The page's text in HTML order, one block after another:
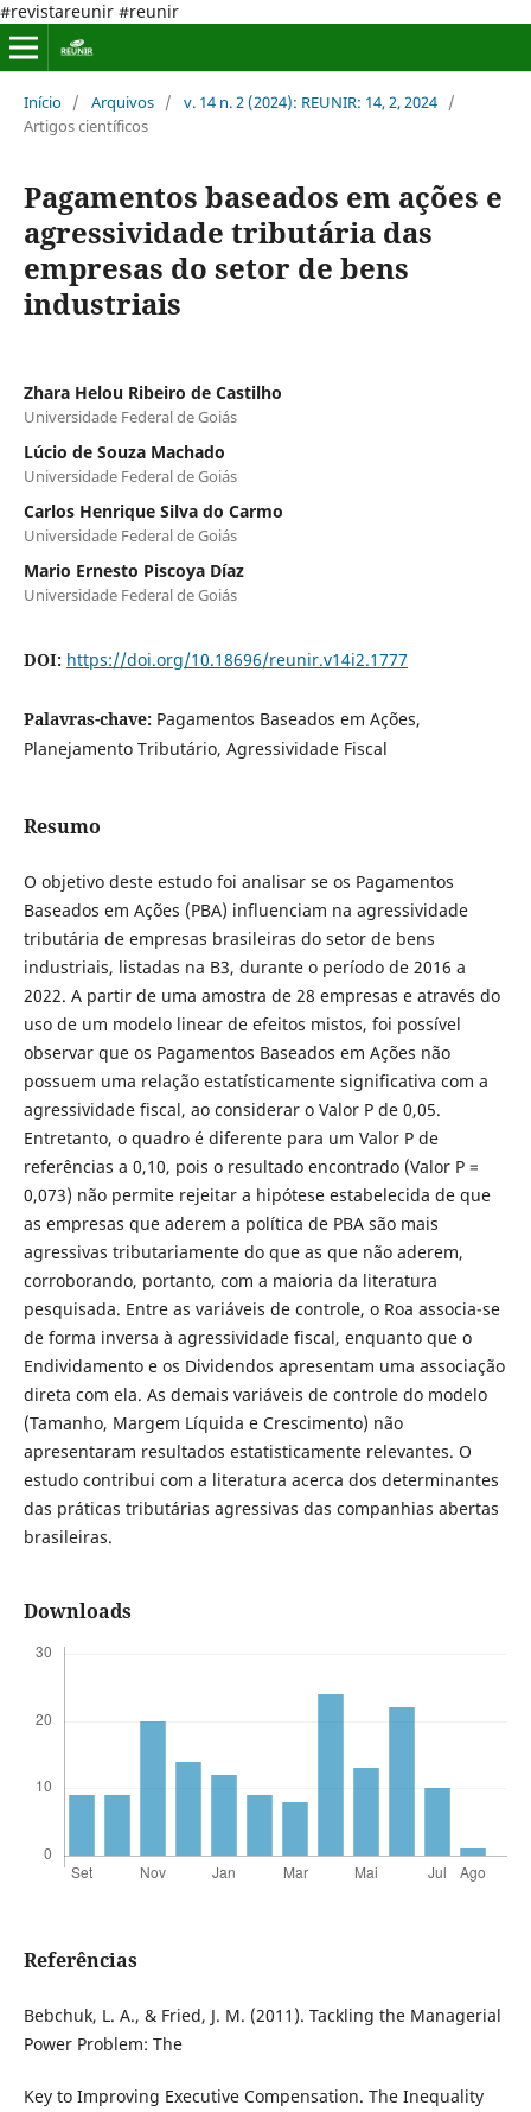
#revistareunir #reunir
Início / Arquivos / v. 14 n. 2 (2024): REUNIR: 14, 2, 2024 /
Artigos científicos
Pagamentos baseados em ações e
agressividade tributária das
empresas do setor de bens
industriais
Zhara Helou Ribeiro de Castilho
Universidade Federal de Goiás
Lúcio de Souza Machado
Universidade Federal de Goiás
Carlos Henrique Silva do Carmo
Universidade Federal de Goiás
Mario Ernesto Piscoya Díaz
Universidade Federal de Goiás
DOI: https://doi.org/10.18696/reunir.v14i2.1777
Palavras-chave: Pagamentos Baseados em Ações,
Planejamento Tributário, Agressividade Fiscal
Resumo
O objetivo deste estudo foi analisar se os Pagamentos
Baseados em Ações (PBA) influenciam na agressividade
tributária de empresas brasileiras do setor de bens
industriais, listadas na B3, durante o período de 2016 a
2022. A partir de uma amostra de 28 empresas e através do
uso de um modelo linear de efeitos mistos, foi possível
observar que os Pagamentos Baseados em Ações não
possuem uma relação estatísticamente significativa com a
agressividade fiscal, ao considerar o Valor P de 0,05.
Entretanto, o quadro é diferente para um Valor P de
referências a 0,10, pois o resultado encontrado (Valor P =
0,073) não permite rejeitar a hipótese estabelecida de que
as empresas que aderem a política de PBA são mais
agressivas tributariamente do que as que não aderem,
corroborando, portanto, com a maioria da literatura
pesquisada. Entre as variáveis de controle, o Roa associa-se
de forma inversa à agressividade fiscal, enquanto que o
Endividamento e os Dividendos apresentam uma associação
direta com ela. As demais variáveis de controle do modelo
(Tamanho, Margem Líquida e Crescimento) não
apresentaram resultados estatisticamente relevantes. O
estudo contribui com a literatura acerca dos determinantes
das práticas tributárias agressivas das companhias abertas
brasileiras.
Downloads
Referências
Bebchuk, L. A., & Fried, J. M. (2011). Tackling the Managerial
Power Problem: The
Key to Improving Executive Compensation. The Inequality